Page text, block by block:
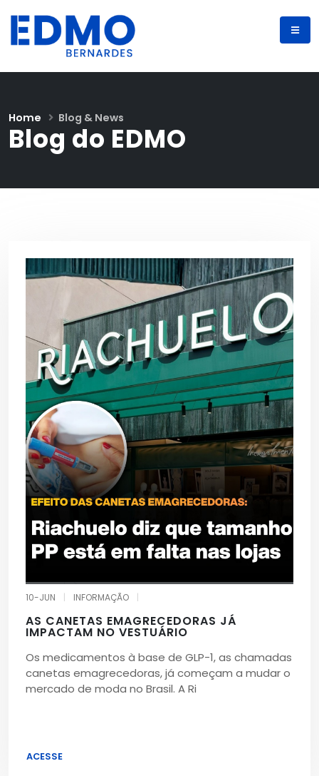
Blog do EDMO
Home Blog & News
10-JUN INFORMAÇÃO
AS CANETAS EMAGRECEDORAS JÁ
IMPACTAM NO VESTUÁRIO
Os medicamentos à base de GLP-1, as chamadas
canetas emagrecedoras, já começam a mudar o
mercado de moda no Brasil. A Ri
ACESSE